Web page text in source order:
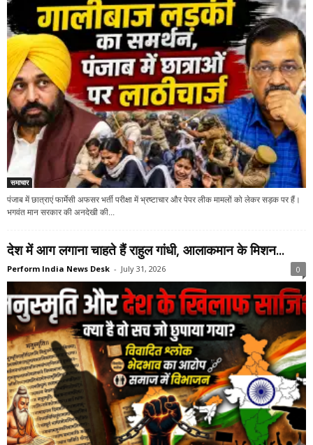
समाचार
पंजाब में छात्राएं फार्मेसी अफसर भर्ती परीक्षा में भ्रष्टाचार और पेपर लीक मामलों को लेकर सड़क पर हैं।
भगवंत मान सरकार की अनदेखी की...
देश में आग लगाना चाहते हैं राहुल गांधी, आलाकमान के मिशन...
Perform India News Desk - July 31, 2026 0